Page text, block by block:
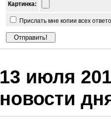
Картинка:
Прислать мне копии всех
13 июля
новости